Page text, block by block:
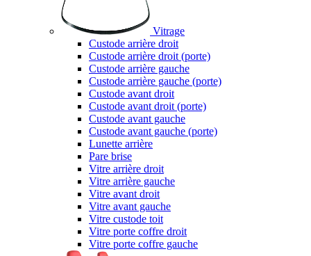
Vitrage
Custode arrière droit
Custode arrière droit (porte)
Custode arrière gauche
Custode arrière gauche (porte)
Custode avant droit
Custode avant droit (porte)
Custode avant gauche
Custode avant gauche (porte)
Lunette arrière
Pare brise
Vitre arrière droit
Vitre arrière gauche
Vitre avant droit
Vitre avant gauche
Vitre custode toit
Vitre porte coffre droit
Vitre porte coffre gauche